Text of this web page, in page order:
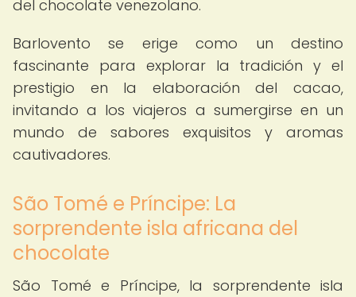
del chocolate venezolano.
Barlovento se erige como un destino
fascinante para explorar la tradición y el
prestigio en la elaboración del cacao,
invitando a los viajeros a sumergirse en un
mundo de sabores exquisitos y aromas
cautivadores.
São Tomé e Príncipe: La
sorprendente isla africana del
chocolate
São Tomé e Príncipe, la sorprendente isla